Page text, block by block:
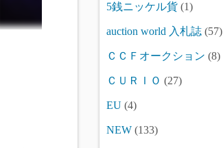
5銭ニッケル貨 (1)
auction world 入札誌 (57)
ＣＣＦオークション (8)
ＣＵＲＩＯ (27)
EU (4)
NEW (133)